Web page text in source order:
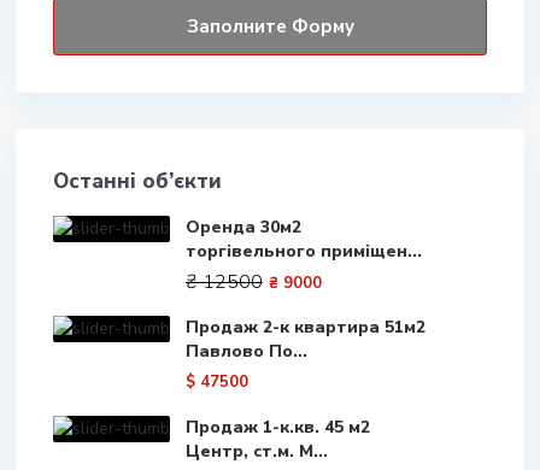
Останні об’єкти
Оренда 30м2
торгівельного приміщен...
₴ 12500 ₴ 9000
Продаж 2-к квартира 51м2
Павлово По...
$ 47500
Продаж 1-к.кв. 45 м2
Центр, ст.м. М...